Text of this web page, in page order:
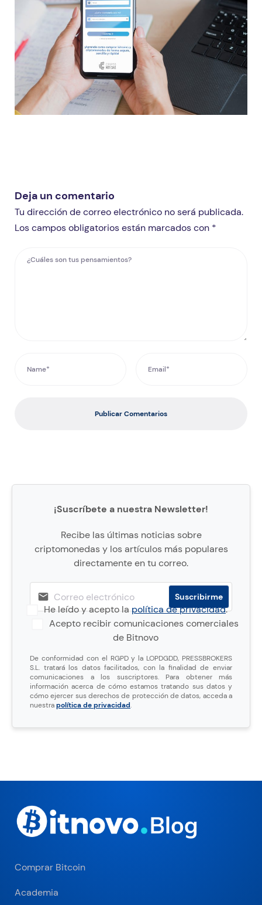
Deja un comentario
Tu dirección de correo electrónico no será publicada.
Los campos obligatorios están marcados con *
Publicar Comentarios
¡Suscríbete a nuestra Newsletter!
Recibe las últimas noticias sobre
criptomonedas y los artículos más populares
directamente en tu correo.
He leído y acepto lapolítica de privacidad.
Acepto recibir comunicaciones comerciales
de Bitnovo
De conformidad con el RGPD y la LOPDGDD, PRESSBROKERS
S.L. tratará los datos facilitados, con la finalidad de enviar
comunicaciones a los suscriptores. Para obtener más
información acerca de cómo estamos tratando sus datos y
cómo ejercer sus derechos de protección de datos, acceda a
nuestrapolítica de privacidad.
Comprar Bitcoin
Academia